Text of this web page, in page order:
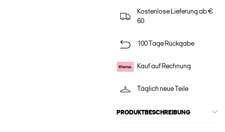
Kostenlose Lieferung ab €
60
100 Tage Rückgabe
Kauf auf Rechnung
Täglich neue Teile
PRODUKTBESCHREIBUNG